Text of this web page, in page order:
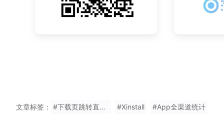
文章标签： #下载页跳转直播Appstore #Xinstall #App全渠道统计